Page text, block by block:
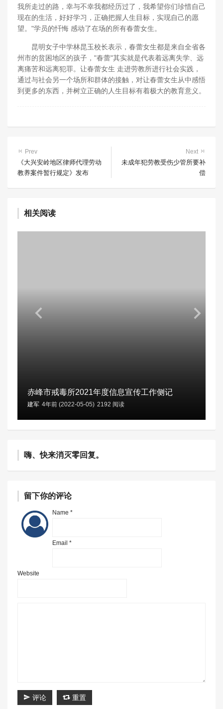
我所走过的路，幸与不幸我都经历过了，我希望你们珍惜自己
现在的生活，好好学习，正确把握人生目标，实现自己的愿
望。"学员的忏悔 感动了在场的所有春蕾女生。
昆明女子中学林昆玉校长表示，春蕾女生都是来自全省各
州市的贫困地区的孩子，"春蕾"其实就是代表着远离失学、远
离痛苦和远离犯罪。让春蕾女生 走进劳教所进行社会实践，
通过与社会另一个场所和群体的接触，对让春蕾女生从中感悟
到更多的东西，并树立正确的人生目标有着极大的教育意义。
Prev
《大兴安岭地区律师代理劳动
教养案件暂行规定》发布
Next
未成年犯劳教受伤少管所要补
偿
相关阅读
赤峰市戒毒所2021年度信息宣传工作侧记
建军 4年前 (2022-05-05) 2192 阅读
嗨、快来消灭零回复。
留下你的评论
Name *
Email *
Website
评论 重置